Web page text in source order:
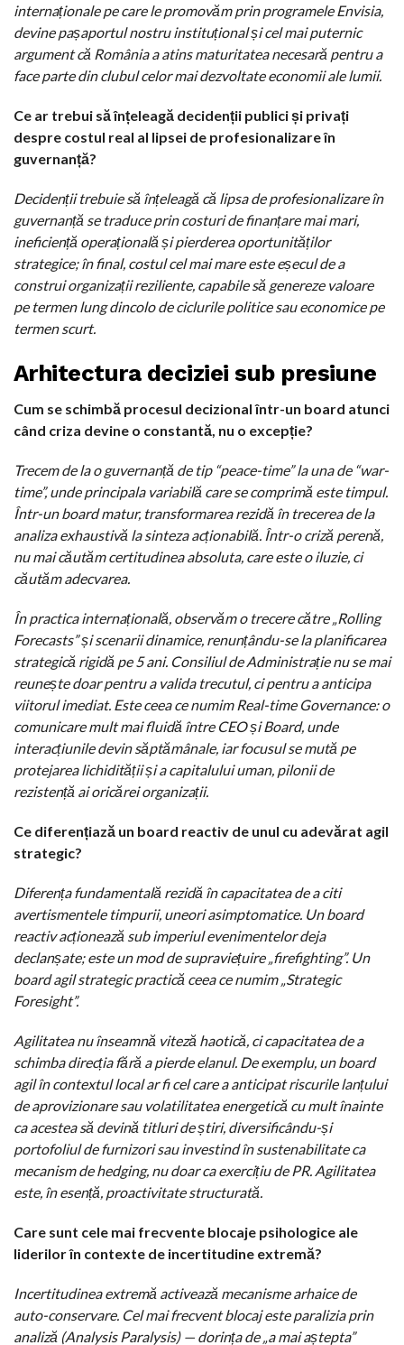
internaționale pe care le promovăm prin programele Envisia,
devine pașaportul nostru instituțional și cel mai puternic
argument că România a atins maturitatea necesară pentru a
face parte din clubul celor mai dezvoltate economii ale lumii.
Ce ar trebui să înțeleagă decidenții publici și privați
despre costul real al lipsei de profesionalizare în
guvernanță?
Decidenții trebuie să înțeleagă că lipsa de profesionalizare în
guvernanță se traduce prin costuri de finanțare mai mari,
ineficiență operațională și pierderea oportunităților
strategice; în final, costul cel mai mare este eșecul de a
construi organizații reziliente, capabile să genereze valoare
pe termen lung dincolo de ciclurile politice sau economice pe
termen scurt.
Arhitectura deciziei sub presiune
Cum se schimbă procesul decizional într-un board atunci
când criza devine o constantă, nu o excepție?
Trecem de la o guvernanță de tip “peace-time” la una de “war-
time”, unde principala variabilă care se comprimă este timpul.
Într-un board matur, transformarea rezidă în trecerea de la
analiza exhaustivă la sinteza acționabilă. Într-o criză perenă,
nu mai căutăm certitudinea absoluta, care este o iluzie, ci
căutăm adecvarea.
În practica internațională, observăm o trecere către „Rolling
Forecasts” și scenarii dinamice, renunțându-se la planificarea
strategică rigidă pe 5 ani. Consiliul de Administrație nu se mai
reunește doar pentru a valida trecutul, ci pentru a anticipa
viitorul imediat. Este ceea ce numim Real-time Governance: o
comunicare mult mai fluidă între CEO și Board, unde
interacțiunile devin săptămânale, iar focusul se mută pe
protejarea lichidității și a capitalului uman, pilonii de
rezistență ai oricărei organizații.
Ce diferențiază un board reactiv de unul cu adevărat agil
strategic?
Diferența fundamentală rezidă în capacitatea de a citi
avertismentele timpurii, uneori asimptomatice. Un board
reactiv acționează sub imperiul evenimentelor deja
declanșate; este un mod de supraviețuire „firefighting”. Un
board agil strategic practică ceea ce numim „Strategic
Foresight”.
Agilitatea nu înseamnă viteză haotică, ci capacitatea de a
schimba direcția fără a pierde elanul. De exemplu, un board
agil în contextul local ar fi cel care a anticipat riscurile lanțului
de aprovizionare sau volatilitatea energetică cu mult înainte
ca acestea să devină titluri de știri, diversificându-și
portofoliul de furnizori sau investind în sustenabilitate ca
mecanism de hedging, nu doar ca exercițiu de PR. Agilitatea
este, în esență, proactivitate structurată.
Care sunt cele mai frecvente blocaje psihologice ale
liderilor în contexte de incertitudine extremă?
Incertitudinea extremă activează mecanisme arhaice de
auto-conservare. Cel mai frecvent blocaj este paralizia prin
analiză (Analysis Paralysis) — dorința de „a mai aștepta”